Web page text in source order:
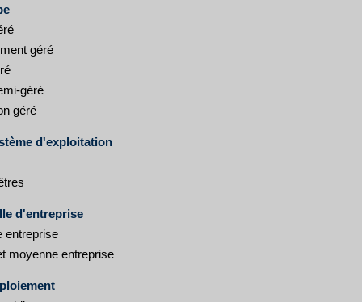
géré
géré
géré
d'exploitation
d'entreprise
entreprise
moyenne entreprise